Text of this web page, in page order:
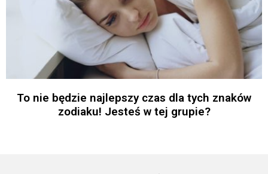
To nie będzie najlepszy czas dla tych znaków
zodiaku! Jesteś w tej grupie?